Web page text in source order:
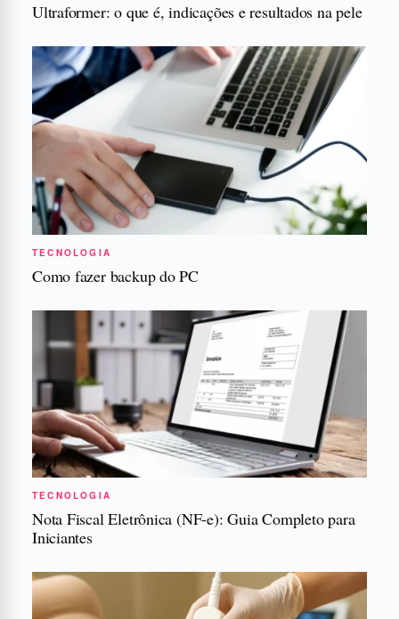
Ultraformer: o que é, indicações e resultados na pele
TECNOLOGIA
Como fazer backup do PC
TECNOLOGIA
Nota Fiscal Eletrônica (NF-e): Guia Completo para
Iniciantes